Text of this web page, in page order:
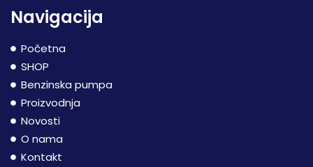
Navigacija
Početna
SHOP
Benzinska pumpa
Proizvodnja
Novosti
O nama
Kontakt